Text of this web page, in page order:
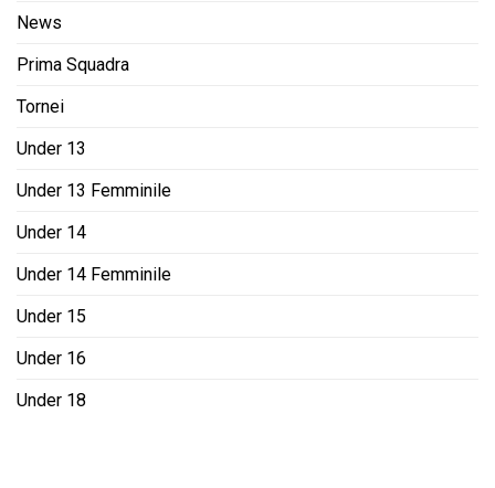
News
Prima Squadra
Tornei
Under 13
Under 13 Femminile
Under 14
Under 14 Femminile
Under 15
Under 16
Under 18